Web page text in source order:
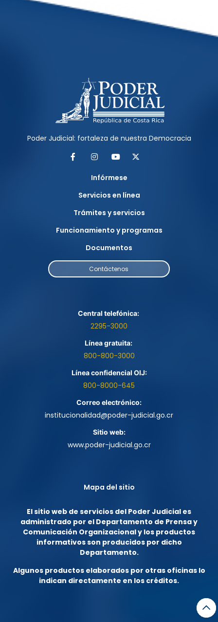
Poder Judicial: fortaleza de nuestra Democracia
FacebookInstagramYouTube
Infórmese
Servicios en línea
Trámites y servicios
Funcionamiento y programas
Documentos
Contáctenos
Central telefónica:
2295-3000
Línea gratuita:
800-800-3000
Línea confidencial OIJ:
800-8000-645
Correo electrónico:
institucionalidad@poder-judicial.go.cr
Sitio web:
www.poder-judicial.go.cr
Mapa del sitio
El sitio web de servicios del Poder Judicial es
administrado por el Departamento de Prensa y
Comunicación Organizacional y los productos
informativos son producidos por dicho
Departamento.
Algunos productos elaborados por otras oficinas lo
indican directamente en los créditos.